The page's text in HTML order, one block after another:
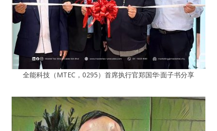
全能科技（MTEC，0295）首席执行官郑国华·面子书分享